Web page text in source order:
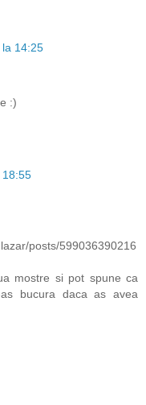
14:25
:)
18:55
posts/599036390216
mostre si pot spune ca
bucura daca as avea